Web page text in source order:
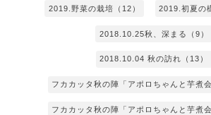
2019.野菜の栽培（12） 2019.初夏の
2018.10.25秋、深まる（9）
2018.10.04 秋の訪れ（13）
フカカッタ秋の陣「アポロちゃんと芋煮
フカカッタ秋の陣「アポロちゃんと芋煮